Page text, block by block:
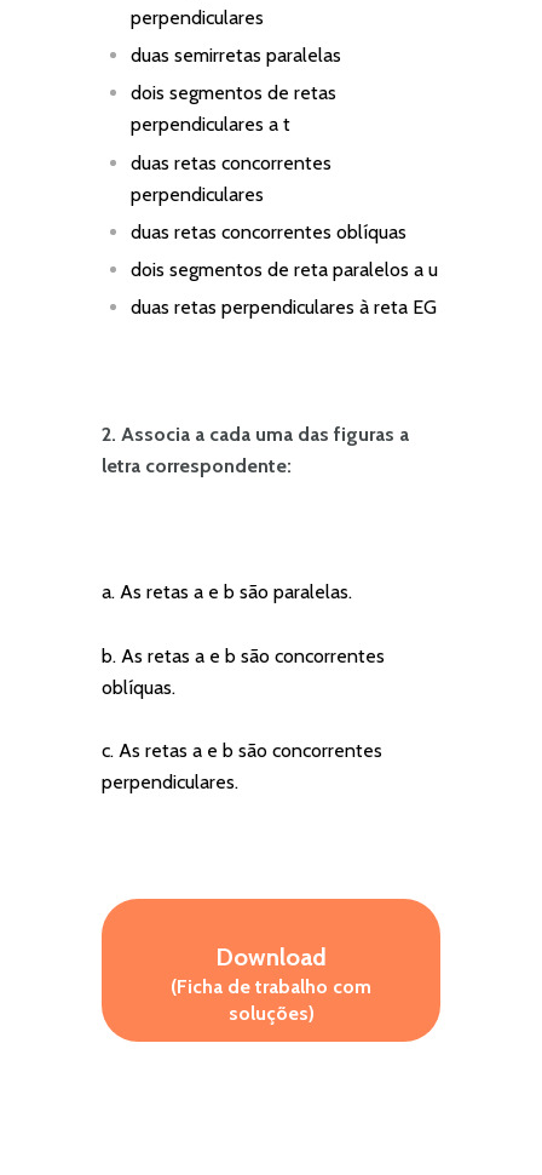
perpendiculares
duas semirretas paralelas
dois segmentos de retas
perpendiculares a t
duas retas concorrentes
perpendiculares
duas retas concorrentes oblíquas
dois segmentos de reta paralelos a u
duas retas perpendiculares à reta EG
2. Associa a cada uma das figuras a
letra correspondente:
a. As retas a e b são paralelas.
b. As retas a e b são concorrentes
oblíquas.
c. As retas a e b são concorrentes
perpendiculares.
Download
(Ficha de trabalho com
soluções)